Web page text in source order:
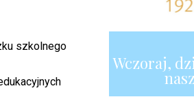
szkolnego
Wczoraj,